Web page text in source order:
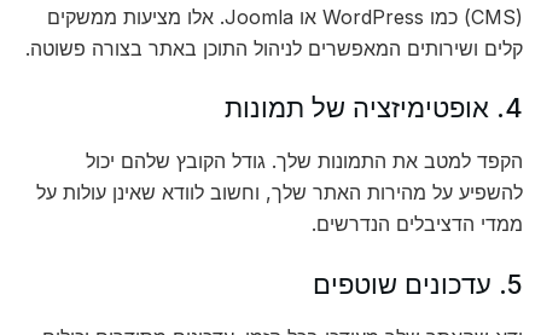
(CMS) כמו WordPress או Joomla. אלו מציעות ממשקים
קלים ושירותים המאפשרים לניהול התוכן באתר בצורה פשוטה.
4. אופטימיזציה של תמונות
הקפד למטב את התמונות שלך. גודל הקובץ שלהם יכול
להשפיע על מהירות האתר שלך, וחשוב לוודא שאינן עולות על
ממדי הדציבלים הנדרשים.
5. עדכונים שוטפים